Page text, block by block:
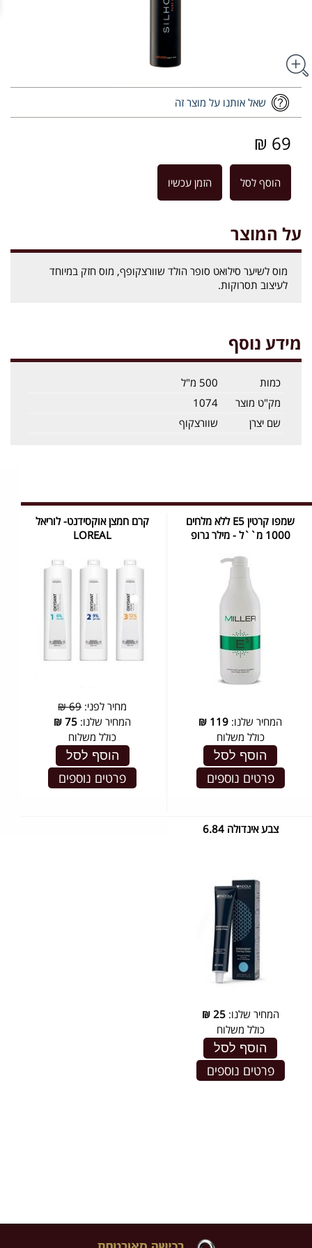
שאל אותנו על מוצר זה
69 ₪
הוסף לסל הזמן עכשיו
על המוצר
מוס לשיער סילואט סופר הולד שוורצקופף, מוס חזק במיוחד
לעיצוב תסרוקות.
מידע נוסף
כמות
500 מ"ל
מק"ט מוצר
1074
שם יצרן
שוורצקוף
שמפו קרטין E5 ללא מלחים
1000 מ``ל - מילר גרופ
המחיר שלנו: 119
₪
כולל משלוח
הוסף לסל
פרטים נוספים
קרם חמצן אוקסידנט- לוריאל
LOREAL
מחיר לפני:69 ₪
המחיר שלנו: 75
₪
כולל משלוח
הוסף לסל
פרטים נוספים
צבע אינדולה 6.84
המחיר שלנו:25
₪
כולל משלוח
הוסף לסל
פרטים נוספים